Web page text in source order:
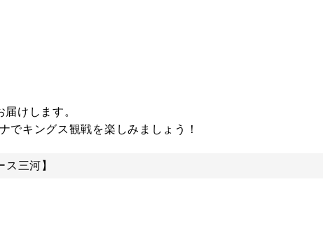
けします。
でキングス観戦を楽しみましょう！
三河】